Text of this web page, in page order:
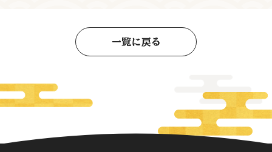
一覧に戻る